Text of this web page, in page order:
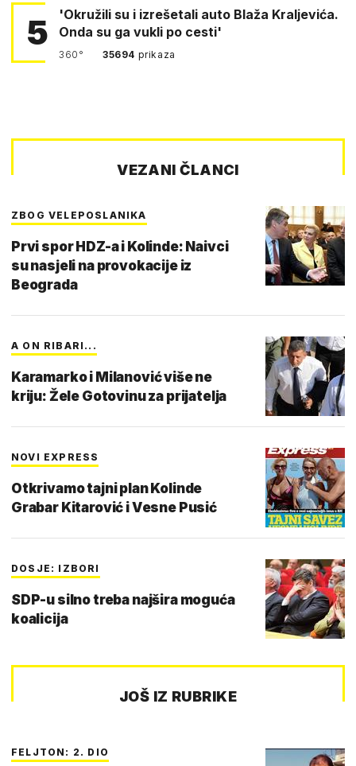
5
'Okružili su i izrešetali auto Blaža Kraljevića.
Onda su ga vukli po cesti'
360° 35694 prikaza
VEZANI ČLANCI
ZBOG VELEPOSLANIKA
Prvi spor HDZ-a i Kolinde: Naivci
su nasjeli na provokacije iz
Beograda
A ON RIBARI...
Karamarko i Milanović više ne
kriju: Žele Gotovinu za prijatelja
NOVI EXPRESS
Otkrivamo tajni plan Kolinde
Grabar Kitarović i Vesne Pusić
DOSJE: IZBORI
SDP-u silno treba najšira moguća
koalicija
JOŠ IZ RUBRIKE
FELJTON: 2. DIO